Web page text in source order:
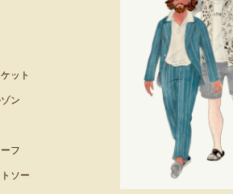
ット
ン
フ
ソー